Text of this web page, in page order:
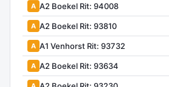
A A2 Boekel Rit: 94008
A A2 Boekel Rit: 93810
A A1 Venhorst Rit: 93732
A A2 Boekel Rit: 93634